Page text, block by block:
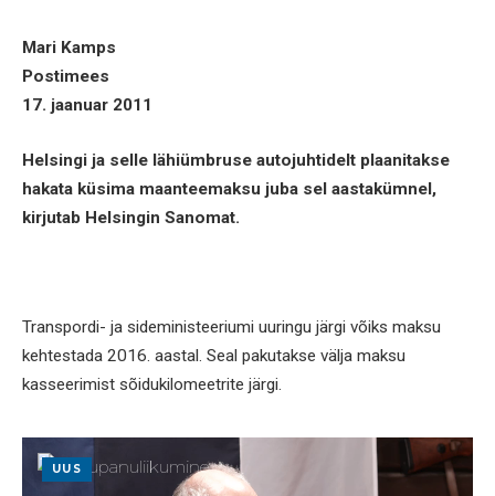
Mari Kamps
Postimees
17. jaanuar 2011
Helsingi ja selle lähiümbruse autojuhtidelt plaanitakse
hakata küsima maanteemaksu juba sel aastakümnel,
kirjutab Helsingin Sanomat.
Transpordi- ja sideministeeriumi uuringu järgi võiks maksu
kehtestada 2016. aastal. Seal pakutakse välja maksu
kasseerimist sõidukilomeetrite järgi.
UUS